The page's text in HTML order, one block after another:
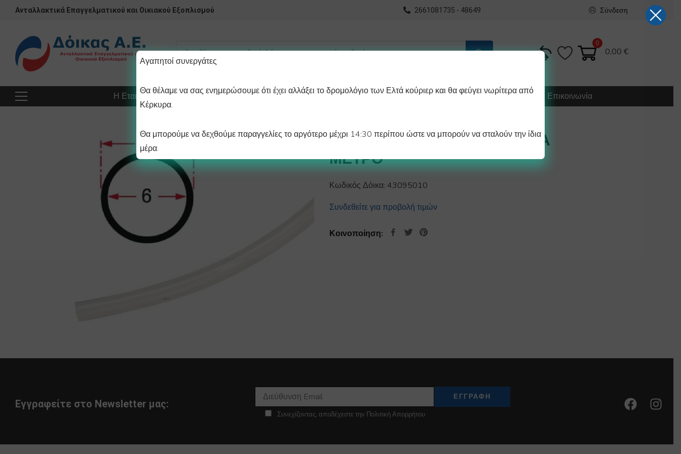
Ανταλλακτικά Επαγγελματικού και Οικιακού Εξοπλισμού 2661081735 - 48649 Σύνδεση
0
0,00€
Η Εταιρεία Προϊόντα Προχωρημένη Αναζήτηση Διαγράμματα Λάστιχα Ψυγείου Κατασκευή Οδηγίες Επικοινωνία
ΣΩΛΗΝΑΣ Φ6~9mm PVC /ΑΝΑ
ΜΕΤΡΟ
Κωδικός Δόικα: 43095010
Συνδεθείτε για προβολή τιμών
Κοινοποίηση:
Εγγραφείτε στο Newsletter μας:
Συνεχίζοντας, αποδέχεστε την Πολιτική Απορρήτου
Αγαπητοί συνεργάτες
Θα θέλαμε να σας ενημερώσουμε ότι έχει αλλάξει το δρομολόγιο των Ελτά κούριερ και θα φεύγει νωρίτερα από
Κέρκυρα.
Θα μπορούμε να δεχθούμε παραγγελίες το αργότερο μέχρι 14:30 περίπου ώστε να μπορούν να σταλούν την ίδια
μέρα.